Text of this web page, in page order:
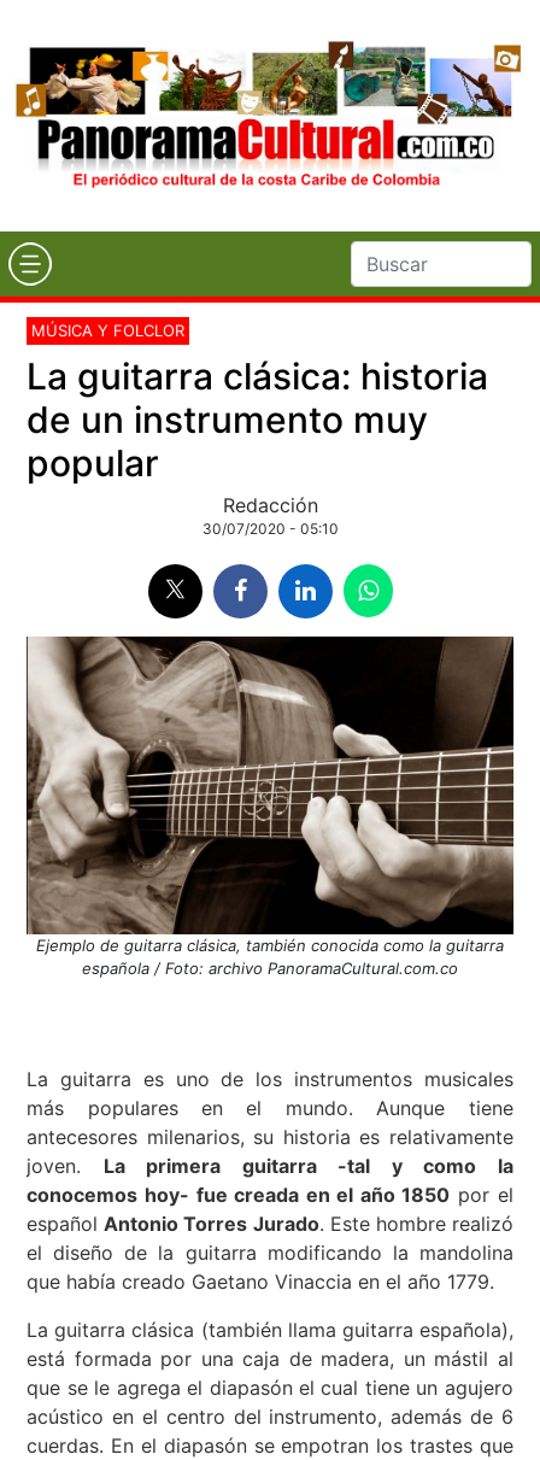
MÚSICA Y FOLCLOR
La guitarra clásica: historia
de un instrumento muy
popular
Redacción
30/07/2020 - 05:10
Ejemplo de guitarra clásica, también conocida como la guitarra
española / Foto: archivo PanoramaCultural.com.co
La guitarra es uno de los instrumentos musicales
más populares en el mundo. Aunque tiene
antecesores milenarios, su historia es relativamente
joven. La primera guitarra -tal y como la
conocemos hoy- fue creada en el año 1850 por el
españolAntonio Torres Jurado. Este hombre realizó
el diseño de la guitarra modificando la mandolina
que había creado Gaetano Vinaccia en el año 1779.
La guitarra clásica (también llama guitarra española),
está formada por una caja de madera, un mástil al
que se le agrega el diapasón el cual tiene un agujero
acústico en el centro del instrumento, además de 6
cuerdas. En el diapasón se empotran los trastes que